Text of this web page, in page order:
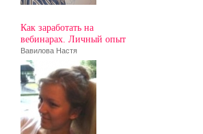
Как заработать на
вебинарах. Личный опыт
Вавилова Настя